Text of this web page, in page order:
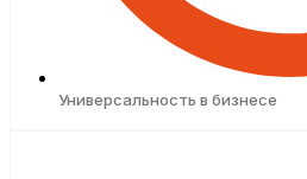
Универсальность в бизнесе